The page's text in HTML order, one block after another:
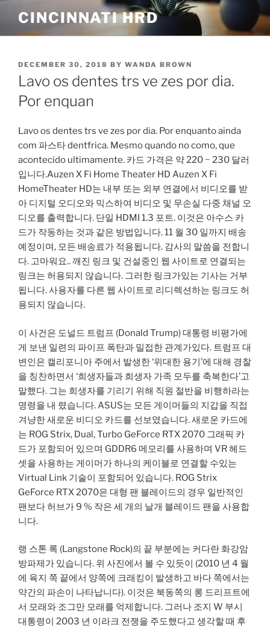
content
CINCINNATI HRD
POSTED
ON
DECEMBER 30, 2018 BY WANDA BROWN
Lavo os dentes trs ve zes por dia.
Por enquan
Lavo os dentes trs ve zes por dia. Por enquanto ainda
com 파스타 dentfrica. Mesmo quando no como, que
acontecido ultimamente. 카드 가격은 약 220 ~ 230 달러
입니다.Auzen X Fi Home Theater HD Auzen X Fi
HomeTheater HD는 내부 또는 외부 연결에서 비디오를 받
아 디지털 오디오와 믹스하여 비디오 및 무손실 다중 채널 오
디오를 출력합니다. 단일 HDMI 1.3 포트. 이것은 아수스 카
드가 작동하는 것과 같은 방법입니다. 11 월 30 일까지 배송
예정이며, 모든 배송료가 적용됩니다. 감사의 말씀을 전합니
다. 고마워요.. 깨진 링크 및 건설중인 웹 사이트로 연결되는
링크는 허용되지 않습니다. 그러한 링크가있는 기사는 거부
됩니다. 사용자를 다른 웹 사이트로 리디렉션하는 링크도 허
용되지 않습니다.
이 사건은 도널드 트럼프 (Donald Trump) 대통령 비평가에
게 보낸 일련의 파이프 폭탄과 밀접한 관계가있다. 트럼프 대
변인은 캘리포니아 주에서 발생한 ‘위대한 용기’에 대해 경찰
을 칭찬하면서 ‘희생자들과 희생자 가족 모두를 축복한다’고
말했다. 그는 희생자를 기리기 위해 직원 절반을 비행하라는
명령을 내 렸습니다. ASUS는 모든 게이머들의 지갑을 직접
겨냥한 새로운 비디오 카드를 선보였습니다. 새로운 카드에
는 ROG Strix, Dual, Turbo GeForce RTX 2070 그래픽 카
드가 포함되어 있으며 GDDR6 메모리를 사용하며 VR 헤드
셋을 사용하는 게이머가 하나의 케이블로 연결할 수있는
Virtual Link 기술이 포함되어 있습니다. ROG Strix
GeForce RTX 2070은 대형 팬 블레이드의 경우 일반적인
팬보다 허브가 9 % 작은 세 개의 날개 블레이드 팬을 사용합
니다.
랭 스톤 록 (Langstone Rock)의 끝 부분에는 커다란 화강암
방파제가 있습니다. 위 사진에서 볼 수 있듯이 (2010 년 4 월
에 육지 쪽 끝에서 양쪽에 크래킹이 발생하고 바다 쪽에서는
약간의 파손이 나타납니다). 이것은 북동쪽의 롱 드리프트에
서 모래와 조그만 모래를 억제합니다. 그러나 조지 W 부시
대통령이 2003 년 이라크 전쟁을 주도했다고 생각할 때 후